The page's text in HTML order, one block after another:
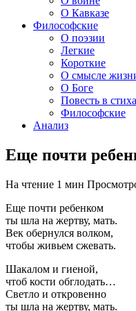
О Кавказе
Философские
О поэзии
Легкие
Короткие
О смысле
О Боге
Повесть в
Философские
Анализ
Еще почти
На чтение 1 мин
Еще почти ребенком
ты шла на жертву, мать.
Век обернулся волком,
чтобы живьем сжевать.
Шакалом и гиеной,
чтоб кости обглодать…
Светло и откровенно
ты шла на жертву, мать.